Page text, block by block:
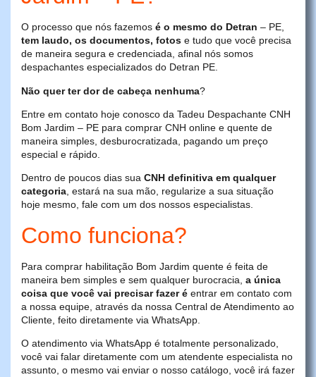
O processo que nós fazemos é o mesmo do Detran – PE,
tem laudo, os documentos, fotos e tudo que você precisa
de maneira segura e credenciada, afinal nós somos
despachantes especializados do Detran PE.
Não quer ter dor de cabeça nenhuma?
Entre em contato hoje conosco da Tadeu Despachante CNH
Bom Jardim – PE para comprar CNH online e quente de
maneira simples, desburocratizada, pagando um preço
especial e rápido.
Dentro de poucos dias sua CNH definitiva em qualquer
categoria, estará na sua mão, regularize a sua situação
hoje mesmo, fale com um dos nossos especialistas.
Como funciona?
Para comprar habilitação Bom Jardim quente é feita de
maneira bem simples e sem qualquer burocracia, a única
coisa que você vai precisar fazer é entrar em contato com
a nossa equipe, através da nossa Central de Atendimento ao
Cliente, feito diretamente via WhatsApp.
O atendimento via WhatsApp é totalmente personalizado,
você vai falar diretamente com um atendente especialista no
assunto, o mesmo vai enviar o nosso catálogo, você irá fazer